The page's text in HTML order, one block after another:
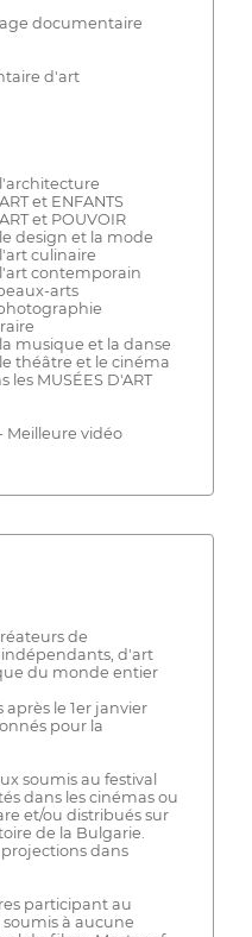
documentaire
d'art
et ENFANTS
et POUVOIR
design et la mode
culinaire
contemporain
arts
musique et la danse
théâtre et le cinéma
MUSÉES D'ART
- Meilleure vidéo
de
d'art
du monde entier
après le 1er janvier
pour la
soumis au festival
dans les cinémas ou
et/ou distribués sur
de la Bulgarie.
dans
participant au
à aucune